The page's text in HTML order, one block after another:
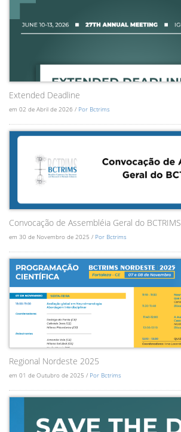
Extended Deadline
em 02 de Abril de 2026 / Por Bctrims
Convocação de Assembléia Geral do BCTRIMS
em 30 de Novembro de 2025 / Por Bctrims
Regional Nordeste 2025
em 01 de Outubro de 2025 / Por Bctrims